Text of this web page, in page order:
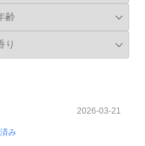
み
2026-03-21